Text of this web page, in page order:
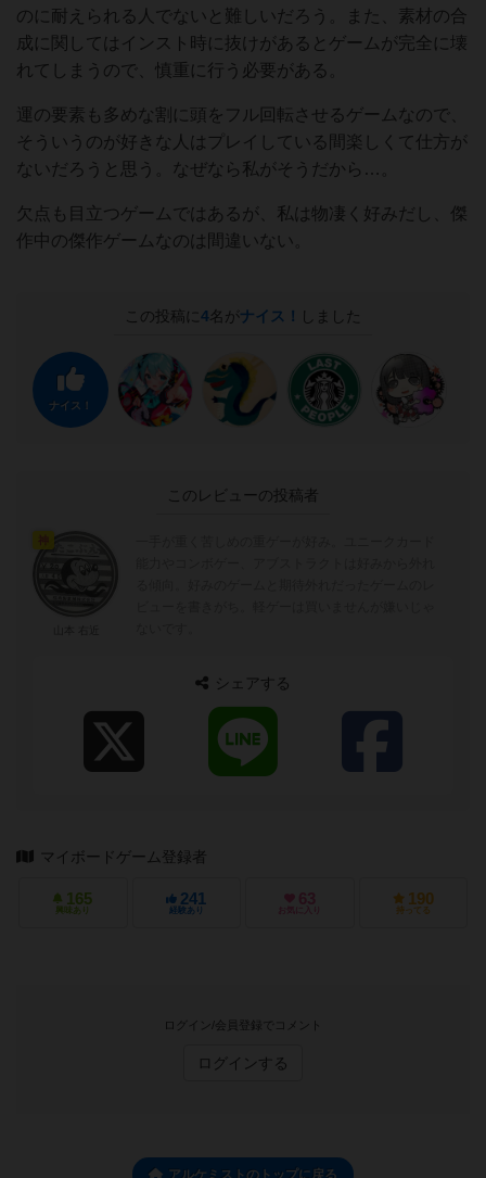
のに耐えられる人でないと難しいだろう。また、素材の合
成に関してはインスト時に抜けがあるとゲームが完全に壊
れてしまうので、慎重に行う必要がある。
運の要素も多めな割に頭をフル回転させるゲームなので、
そういうのが好きな人はプレイしている間楽しくて仕方が
ないだろうと思う。なぜなら私がそうだから…。
欠点も目立つゲームではあるが、私は物凄く好みだし、傑
作中の傑作ゲームなのは間違いない。
この投稿に 4名がナイス！ しました
ナイス！
このレビューの投稿者
シェアする
マイボードゲーム登録者
165
興味あり
241
経験あり
63
お気に入り
190
持ってる
ログイン/会員登録でコメント
ログインする
アルケミストのトップに戻る